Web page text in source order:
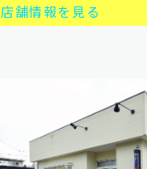
店舗情報を見る